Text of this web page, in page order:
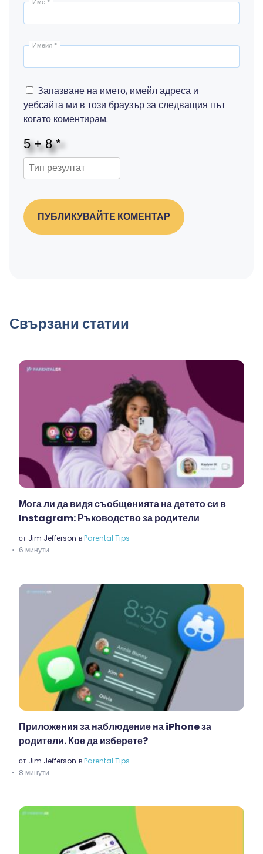
Име *
Имейл *
Запазване на името, имейл адреса и
уебсайта ми в този браузър за следващия път
когато коментирам.
ПУБЛИКУВАЙТЕ КОМЕНТАР
Свързани статии
Мога ли да видя съобщенията на детето си в
Instagram: Ръководство за родители
от Jim Jefferson вParental Tips
6 минути
Приложения за наблюдение на iPhone за
родители. Кое да изберете?
от Jim Jefferson вParental Tips
8 минути